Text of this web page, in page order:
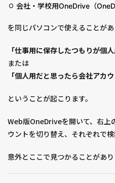
会社・学校用OneDrive（
を同じパソコンで使えることがあ
「仕事用に保存したつもりが個人
または
「個人用だと思ったら会社アカウ
ということが起こります。
Web版OneDriveを開いて、右上
ウントを切り替え、それぞれで検
意外とここで見つかることがあり